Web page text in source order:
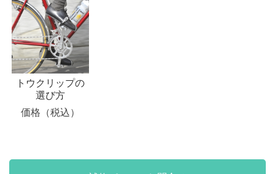
トウクリップの
選び方
価格（税込）